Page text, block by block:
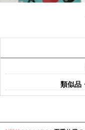
類似品